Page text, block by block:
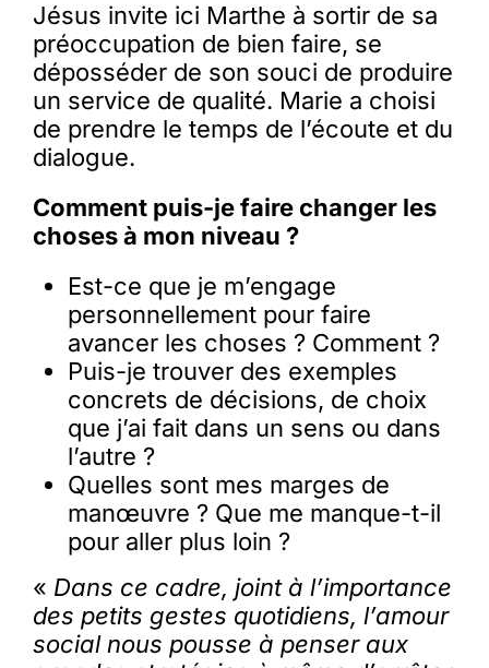
Jésus invite ici Marthe à sortir de sa
préoccupation de bien faire, se
déposséder de son souci de produire
un service de qualité. Marie a choisi
de prendre le temps de l’écoute et du
dialogue.
Comment puis-je faire changer les
choses à mon niveau ?
Est-ce que je m’engage
personnellement pour faire
avancer les choses ? Comment ?
Puis-je trouver des exemples
concrets de décisions, de choix
que j’ai fait dans un sens ou dans
l’autre ?
Quelles sont mes marges de
manœuvre ? Que me manque-t-il
pour aller plus loin ?
« Dans ce cadre, joint à l’importance
des petits gestes quotidiens, l’amour
social nous pousse à penser aux